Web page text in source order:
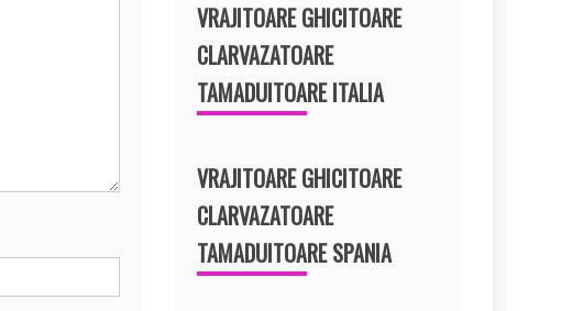
VRAJITOARE GHICITOARE
CLARVAZATOARE
TAMADUITOARE ITALIA
VRAJITOARE GHICITOARE
CLARVAZATOARE
TAMADUITOARE SPANIA